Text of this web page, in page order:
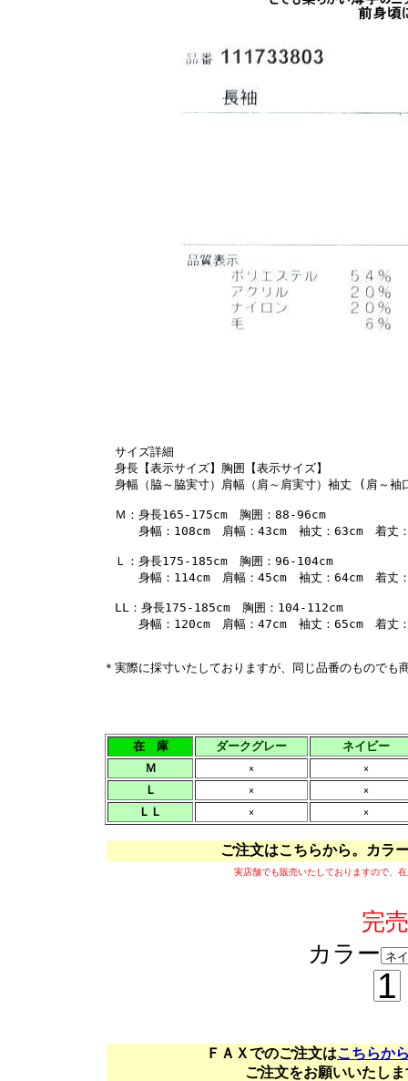
サイズ詳細
身長【表示サイズ】胸囲【表示サイズ】
身幅（脇～脇実寸）肩幅（肩～肩実寸）袖丈 (肩～
Ｍ：身長165-175cm 胸囲：88-96cm
身幅：108cm 肩幅：43cm 袖丈：63cm 着丈：
Ｌ：身長175-185cm 胸囲：96-104cm
身幅：114cm 肩幅：45cm 袖丈：64cm 着丈：
LL：身長175-185cm 胸囲：104-112cm
身幅：120cm 肩幅：47cm 袖丈：65cm 着丈：
＊実際に採寸いたしておりますが、同じ品番のもので
在 庫 ダークグレー
ネイビー
Ｍ
× ×
Ｌ × ×
ＬＬ × ×
ご注文はこちらから。カラ
実店舗でも販売いたしておりますので、
完
カラー
ＦＡＸでのご注文はこちらか
ご注文をお願いいたし